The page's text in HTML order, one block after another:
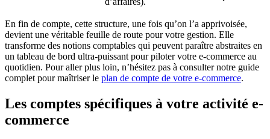
En fin de compte, cette structure, une fois qu’on l’a apprivoisée,
devient une véritable feuille de route pour votre gestion. Elle
transforme des notions comptables qui peuvent paraître abstraites en
un tableau de bord ultra-puissant pour piloter votre e-commerce au
quotidien. Pour aller plus loin, n’hésitez pas à consulter notre guide
complet pour maîtriser le plan de compte de votre e-commerce.
Les comptes spécifiques à votre activité e-
commerce